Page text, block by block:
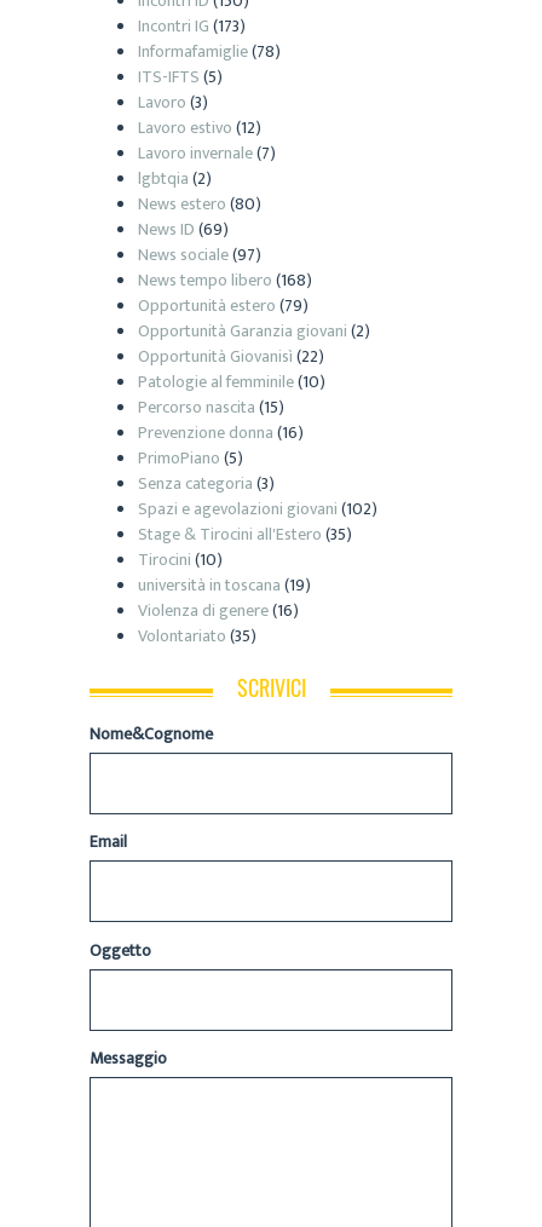
Incontri IG(173)
Informafamiglie(78)
ITS-IFTS(5)
Lavoro(3)
Lavoro estivo(12)
Lavoro invernale(7)
lgbtqia(2)
News estero(80)
News ID(69)
News sociale(97)
News tempo libero(168)
Opportunità estero(79)
Opportunità Garanzia giovani(2)
Opportunità Giovanisì(22)
Patologie al femminile(10)
Percorso nascita(15)
Prevenzione donna(16)
PrimoPiano(5)
Senza categoria(3)
Spazi e agevolazioni giovani(102)
Stage & Tirocini all'Estero(35)
Tirocini(10)
università in toscana(19)
Violenza di genere(16)
Volontariato(35)
SCRIVICI
Nome&Cognome
Email
Oggetto
Messaggio